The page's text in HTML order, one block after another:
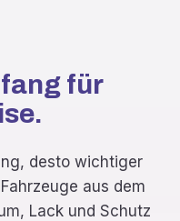
für
desto wichtiger
aus dem
Lack und Schutz